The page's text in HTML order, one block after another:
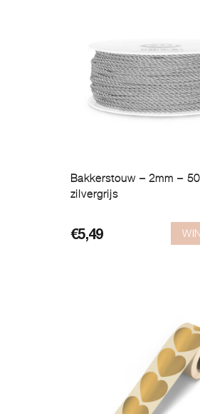
Bakkerstouw – 2mm –
zilvergrijs
€5,49